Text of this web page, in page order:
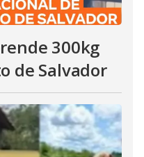
300kg
de Salvador